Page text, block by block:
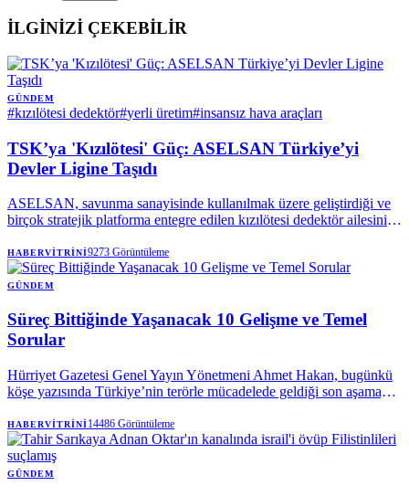
İLGİNİZİ ÇEKEBİLİR
GÜNDEM
#kızılötesi dedektör#yerli üretim#insansız hava araçları
TSK’ya 'Kızılötesi' Güç: ASELSAN Türkiye’yi
Devler Ligine Taşıdı
ASELSAN, savunma sanayisinde kullanılmak üzere geliştirdiği ve
birçok stratejik platforma entegre edilen kızılötesi dedektör ailesini
HABERVITRINI9273 Görüntüleme
GÜNDEM
Süreç Bittiğinde Yaşanacak 10 Gelişme ve Temel
Sorular
Hürriyet Gazetesi Genel Yayın Yönetmeni Ahmet Hakan, bugünkü
köşe yazısında Türkiye’nin terörle mücadelede geldiği son aşamayı,
aldı. Hakan; sürecin hedeflerinden af iddialarına, yasal çerçevenin
detaylarından sürecin önde gelen isimlerine kadar kamuoyunun
merak ettiği sorulara yanıt verdi.
HABERVITRINI14486 Görüntüleme
GÜNDEM